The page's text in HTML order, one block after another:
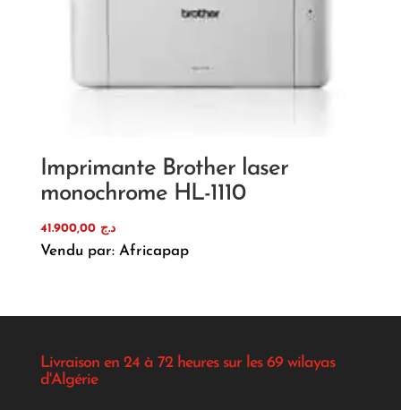
Imprimante Brother laser
monochrome HL-1110
د.ج 41.900,00
Vendu par: Africapap
Livraison en 24 à 72 heures sur les 69 wilayas
d'Algérie